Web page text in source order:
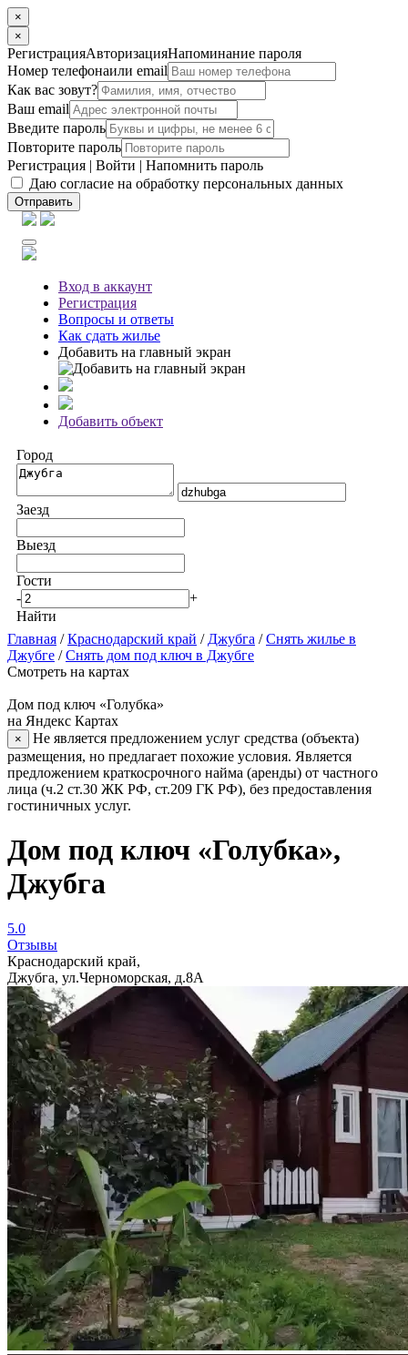
×
×
РегистрацияАвторизацияНапоминание пароля
Номер телефонаили email
Как вас зовут?
Ваш email
Введите пароль
Повторите пароль
Регистрация | Войти | Напомнить пароль
Даю согласие на обработку персональных данных
Отправить
Вход в аккаунт
Регистрация
Вопросы и ответы
Как сдать жилье
Добавить на главный экран
Добавить объект
Город
Заезд
Выезд
Гости
-
+
Найти
Главная /Краснодарский край / Джубга /Снять жилье в
Джубге /Снять дом под ключ в Джубге
Смотреть на картах
Дом под ключ «Голубка»
на Яндекс Картах
×
Не является предложением услуг средства (объекта)
размещения, но предлагает похожие условия. Является
предложением краткосрочного найма (аренды) от частного
лица (ч.2 ст.30 ЖК РФ, ст.209 ГК РФ), без предоставления
гостиничных услуг.
Дом под ключ «Голубка»,
Джубга
5.0
Отзывы
Краснодарский край,
Джубга, ул.Черноморская, д.8А